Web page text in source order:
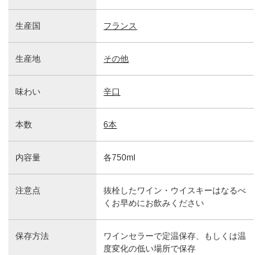
生産国 フランス
生産地 その他
味わい 辛口
本数 6本
内容量 各750ml
注意点
抜栓したワイン・ウイスキーはなるべ
くお早めにお飲みください
保存方法
ワインセラーで定温保存、もしくは温
度変化の低い場所で保存